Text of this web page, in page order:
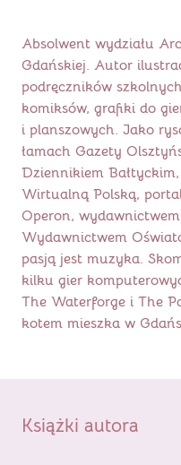
Absolwent wydziału
Gdańskiej. Autor
podręczników
komiksów, grafiki do
i planszowych. Jako
łamach Gazety
Dziennikiem
Wirtualną Polską,
Operon,
Wydawnictwem
pasją jest muzyka.
kilku gier
The Waterforge i The
kotem mieszka w
Książki autora